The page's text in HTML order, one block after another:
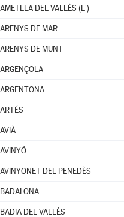
AMETLLA DEL VALLÈS (L')
ARENYS DE MAR
ARENYS DE MUNT
ARGENÇOLA
ARGENTONA
ARTÉS
AVIÀ
AVINYÓ
AVINYONET DEL PENEDÈS
BADALONA
BADIA DEL VALLÈS